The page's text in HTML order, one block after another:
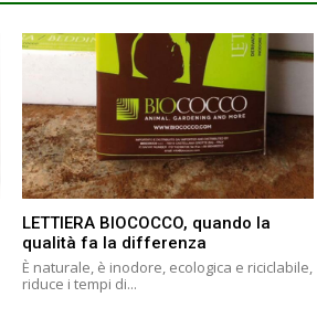
LETTIERA BIOCOCCO, quando la
qualità fa la differenza
È naturale, è inodore, ecologica e riciclabile,
riduce i tempi di...